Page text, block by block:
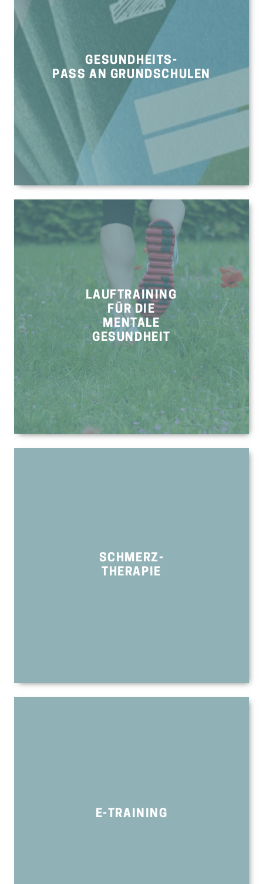
GESUNDHEITS-
PASS AN GRUNDSCHULEN
LAUFTRAINING
FÜR DIE
MENTALE
GESUNDHEIT
SCHMERZ-
THERAPIE
E-TRAINING